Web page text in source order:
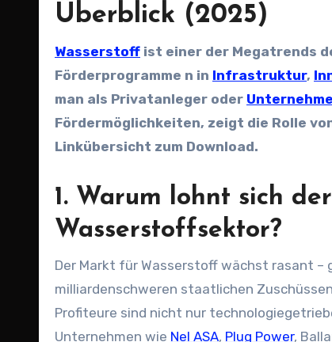
Überblick (2025)
Wasserstoff ist einer der Megatrends
Förderprogramme n in Infrastruktur,
man als Privatanleger oder
Fördermöglichkeiten, zeigt die Rolle
Linkübersicht zum Download.
1. Warum lohnt sich
Wasserstoffsektor?
Der Markt für Wasserstoff wächst rasant –
milliardenschweren staatlichen
Profiteure sind nicht nur
Unternehmen wie Nel ASA, Plug Power,